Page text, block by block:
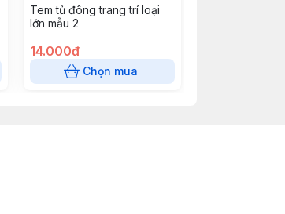
Tem tủ đông trang trí loại
lớn mẫu 2
14.000đ
Chọn mua